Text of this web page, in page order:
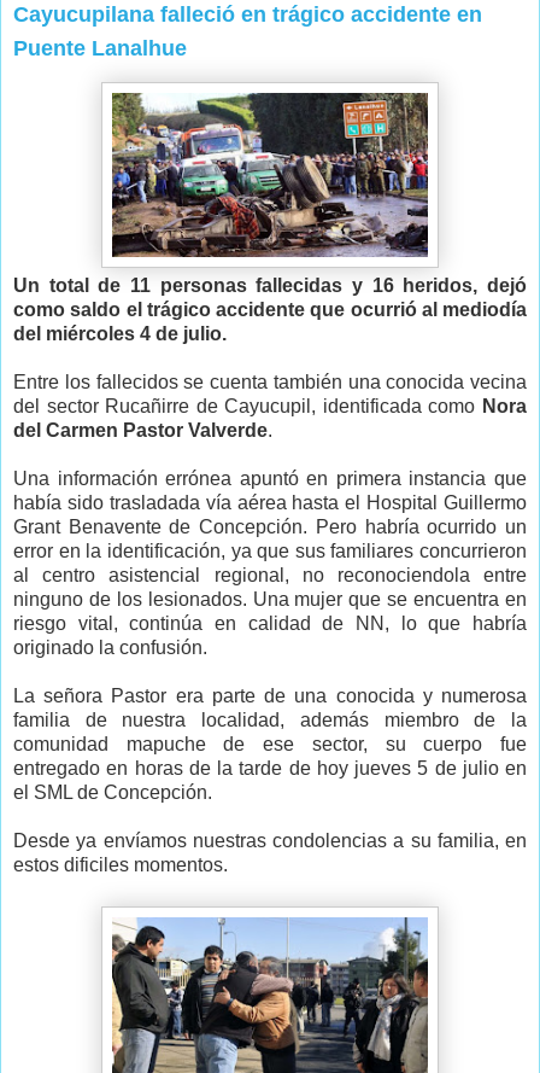
Cayucupilana falleció en trágico accidente en
Puente Lanalhue
Un total de 11 personas fallecidas y 16 heridos, dejó
como saldo el trágico accidente que ocurrió al mediodía
del miércoles 4 de julio.
Entre los fallecidos se cuenta también una conocida vecina
del sector Rucañirre de Cayucupil, identificada como Nora
del Carmen Pastor Valverde.
Una información errónea apuntó en primera instancia que
había sido trasladada vía aérea hasta el Hospital Guillermo
Grant Benavente de Concepción. Pero habría ocurrido un
error en la identificación, ya que sus familiares concurrieron
al centro asistencial regional, no reconociendola entre
ninguno de los lesionados. Una mujer que se encuentra en
riesgo vital, continúa en calidad de NN, lo que habría
originado la confusión.
La señora Pastor era parte de una conocida y numerosa
familia de nuestra localidad, además miembro de la
comunidad mapuche de ese sector, su cuerpo fue
entregado en horas de la tarde de hoy jueves 5 de julio en
el SML de Concepción.
Desde ya envíamos nuestras condolencias a su familia, en
estos dificiles momentos.